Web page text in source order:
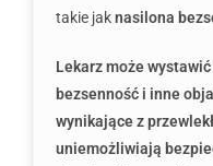
takie jaknasilona
Lekarz może
bezsenność i inne
wynikające z
uniemożliwiają